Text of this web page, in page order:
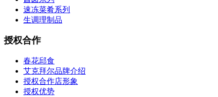
速冻菜肴系列
生调理制品
授权合作
春花邱食
艾克拜尔品牌介绍
授权合作店形象
授权优势